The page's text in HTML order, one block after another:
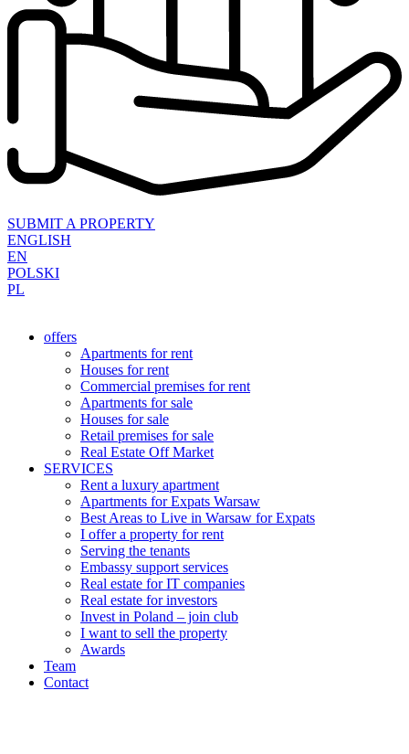
SUBMIT A PROPERTY
ENGLISH
EN
POLSKI
PL
offers
Apartments for rent
Houses for rent
Commercial premises for rent
Apartments for sale
Houses for sale
Retail premises for sale
Real Estate Off Market
SERVICES
Rent a luxury apartment
Apartments for Expats Warsaw
Best Areas to Live in Warsaw for Expats
I offer a property for rent
Serving the tenants
Embassy support services
Real estate for IT companies
Real estate for investors
Invest in Poland – join club
I want to sell the property
Awards
Team
Contact